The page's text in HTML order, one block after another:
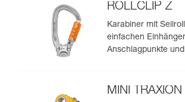
ROLLCLIP Z
Karabiner mit
einfachen
Anschlagpunkte
MINI TRAXION